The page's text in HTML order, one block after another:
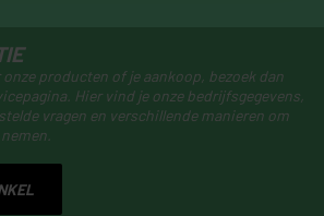
onze producten of je aankoop, bezoek dan
Hier vind je onze bedrijfsgegevens,
vragen en verschillende manieren om